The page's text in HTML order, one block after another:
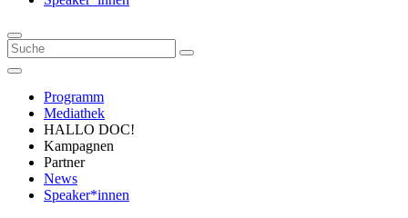
Programm
Mediathek
HALLO DOC!
Kampagnen
Partner
News
Speaker*innen